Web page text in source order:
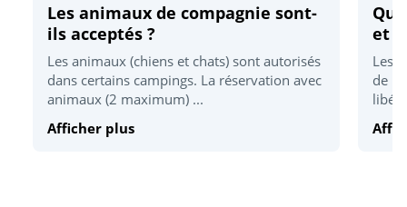
Quad <5km
Golf <10km
Détente et bien être
Les animaux de compagnie sont-
ils acceptés ?
Les animaux (chiens et chats) sont autorisés
dans certains campings. La réservation avec
animaux (2 maximum) ...
Afficher plus
et
Les
de